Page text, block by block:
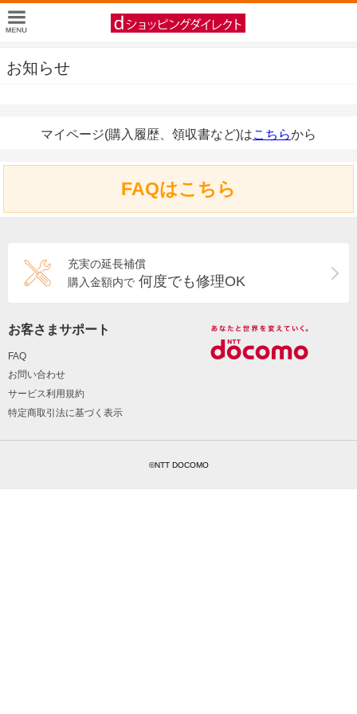
お知らせ
マイページ(購入履歴、領収書など)はこちらから
FAQはこちら
充実の延長補償
購入金額内で 何度でも修理OK
お客さまサポート
FAQ
お問い合わせ
サービス利用規約
特定商取引法に基づく表示
©NTT DOCOMO